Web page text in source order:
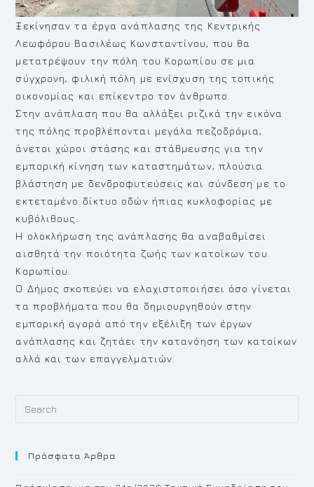
Ξεκίνησαν τα έργα ανάπλασης της Κεντρικής
Λεωφόρου Βασιλέως Κωνσταντίνου, που θα
μετατρέψουν την πόλη του Κορωπίου σε μια
σύγχρονη, φιλική πόλη με ενίσχυση της τοπικής
οικονομίας και επίκεντρο τον άνθρωπο.
Στην ανάπλαση που θα αλλάξει ριζικά την εικόνα
της πόλης προβλέπονται μεγάλα πεζοδρόμια,
άνετοι χώροι στάσης και στάθμευσης για την
εμπορική κίνηση των καταστημάτων, πλούσια
βλάστηση με δενδροφυτεύσεις και σύνδεση με το
εκτεταμένο δίκτυο οδών ήπιας κυκλοφορίας με
κυβόλιθους.
Η ολοκλήρωση της ανάπλασης θα αναβαθμίσει
αισθητά την ποιότητα ζωής των κατοίκων του
Κορωπίου.
Ο Δήμος σκοπεύει να ελαχιστοποιήσει όσο γίνεται
τα προβλήματα που θα δημιουργηθούν στην
εμπορική αγορά από την εξέλιξη των έργων
ανάπλασης και ζητάει την κατανόηση των κατοίκων
αλλά και των επαγγελματιών.
Πρόσφατα Άρθρα